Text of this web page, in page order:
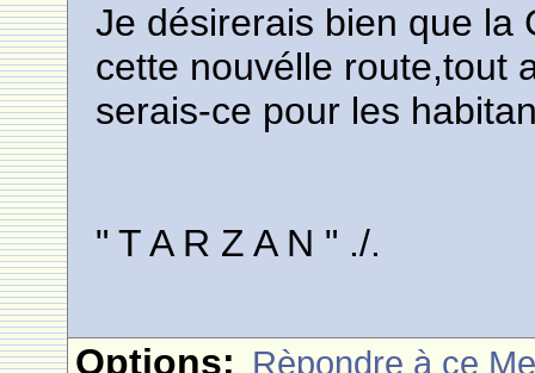
Je désirerais bien que la
cette nouvélle route,tout
serais-ce pour les
" T A R Z A N " ./.
Options: Rèpondre à ce